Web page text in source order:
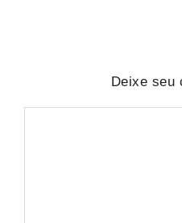
Deixe seu